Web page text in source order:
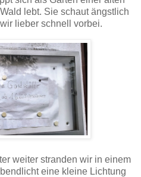
lebt. Sie schaut ängstlich
lieber schnell vorbei.
weiter stranden wir in einem
eine kleine Lichtung